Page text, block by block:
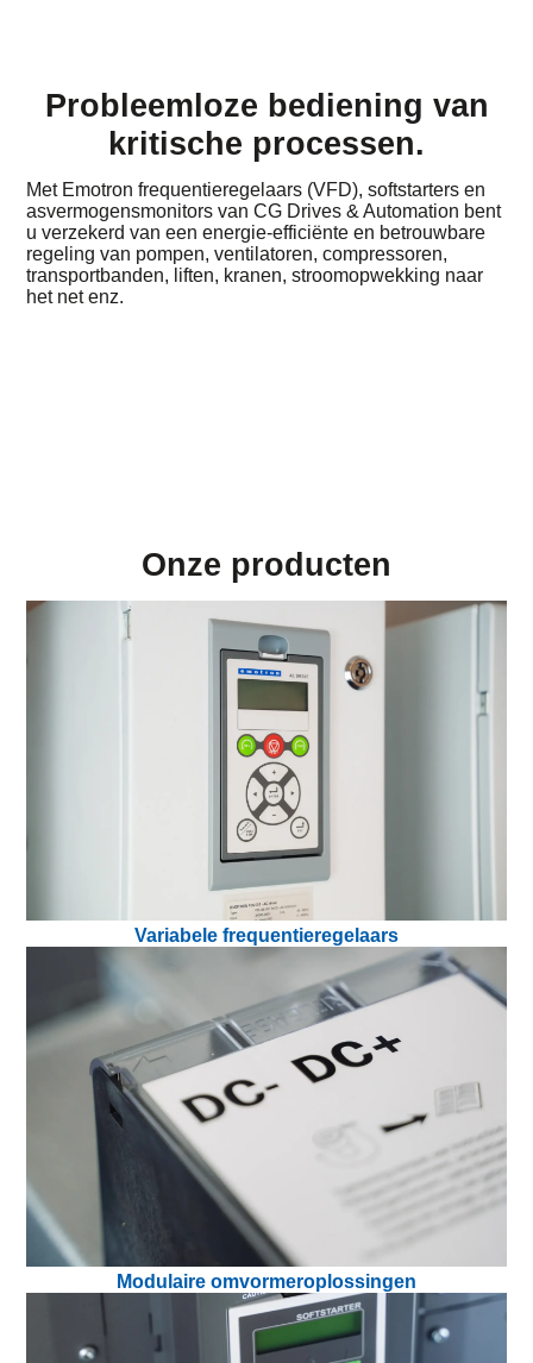
Probleemloze bediening van
kritische processen.
Met Emotron frequentieregelaars (VFD), softstarters en
asvermogensmonitors van CG Drives & Automation bent
u verzekerd van een energie-efficiënte en betrouwbare
regeling van pompen, ventilatoren, compressoren,
transportbanden, liften, kranen, stroomopwekking naar
het net enz.
Onze producten
Variabele frequentieregelaars
Modulaire omvormeroplossingen